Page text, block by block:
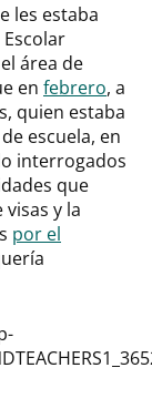
les estaba
área de
en febrero, a
quien estaba
escuela, en
interrogados
que
y la
por el